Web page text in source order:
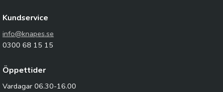
Kundservice
info@knapes.se
0300 68 15 15
Öppettider
Vardagar 06.30-16.00